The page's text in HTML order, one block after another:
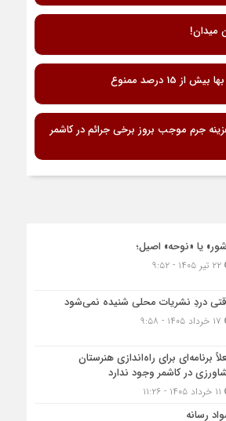
میدان!
15 درصد ممنوع
جرم موجب بروز برخی جرائم در کاشمر
یا «نوحه» اصیل؛
۲۲ تیر ۱۴۰۵ - ۹:۵۲
دردِ نشریات محلی شنیده نمی‌شود
برنامه‌ای برای راه‌اندازی هنرستان
در کاشمر وجود ندارد
رسانه